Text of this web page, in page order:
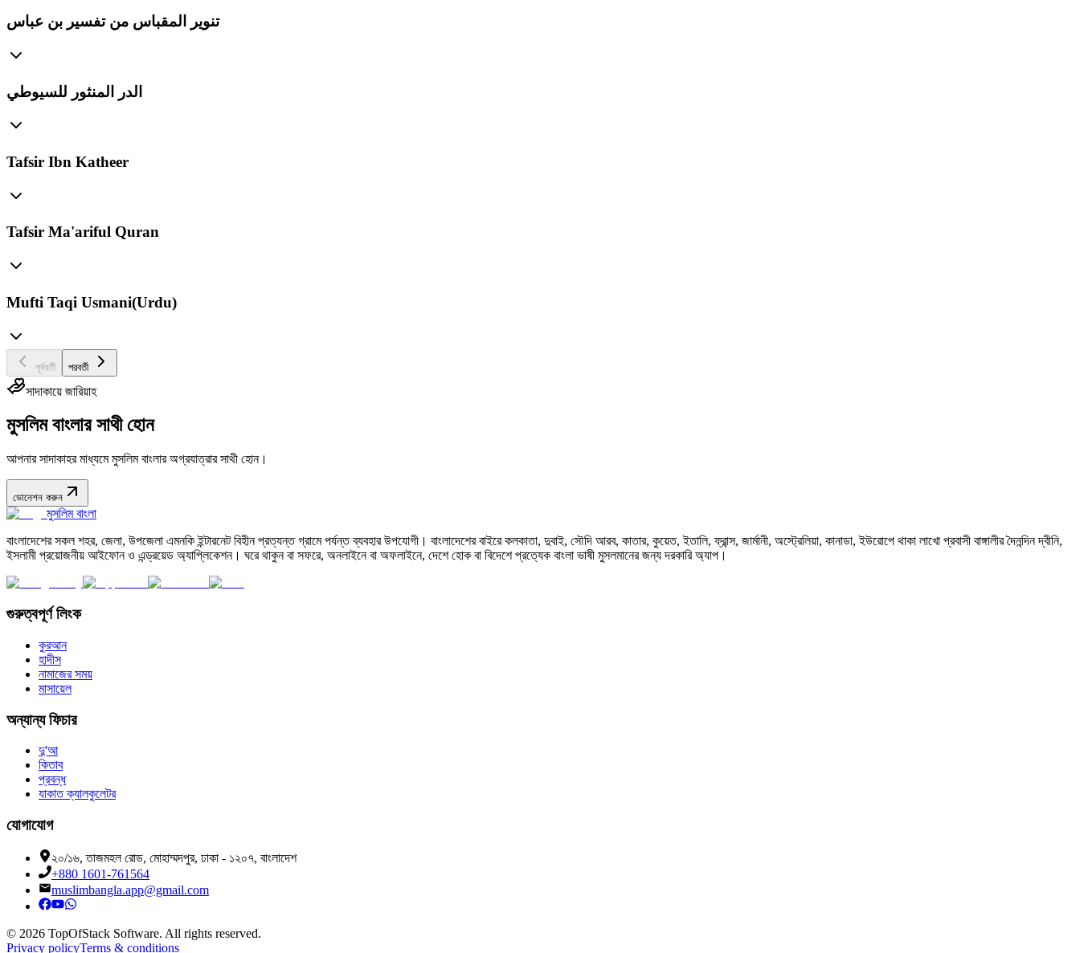
تنوير المقباس من تفسير بن عباس
الدر المنثور للسيوطي
Tafsir Ibn Katheer
Tafsir Ma'ariful Quran
Mufti Taqi Usmani(Urdu)
পূর্ববর্তী পরবর্তী
সাদাকায়ে জারিয়াহ
মুসলিম বাংলার সাথী হোন
আপনার সাদাকাহর মাধ্যমে মুসলিম বাংলার অগ্রযাত্রার সাথী হোন।
ডোনেশন করুন
মুসলিম বাংলা
বাংলাদেশের সকল শহর, জেলা, উপজেলা এমনকি ইন্টারনেট বিহীন প্রত্যন্ত গ্রামে পর্যন্ত ব্যবহার উপযোগী। বাংলাদেশের বাইরে কলকাতা, দুবাই, সৌদি আরব, কাতার, কুয়েত, ইতালি, ফ্রান্স, জার্মানী, অস্ট্রেলিয়া, কানাডা, ইউরোপে থাকা লাখো প্রবাসী বাঙ্গালীর দৈনন্দিন দ্বীনি,
ইসলামী প্রয়োজনীয় আইফোন ও এন্ড্রয়েড অ্যাপ্লিকেশন। ঘরে থাকুন বা সফরে, অনলাইনে বা অফলাইনে, দেশে হোক বা বিদেশে প্রত্যেক বাংলা ভাষী মুসলমানের জন্য দরকারি অ্যাপ।
গুরুত্বপূর্ণ লিংক
কুরআন
হাদীস
নামাজের সময়
মাসায়েল
অন্যান্য ফিচার
দু'আ
কিতাব
প্রবন্ধ
যাকাত ক্যালকুলেটর
যোগাযোগ
২০/১৬, তাজমহল রোড, মোহাম্মদপুর, ঢাকা - ১২০৭, বাংলাদেশ
+880 1601-761564
muslimbangla.app@gmail.com
© 2026 TopOfStack Software. All rights reserved.
Privacy policyTerms & conditions